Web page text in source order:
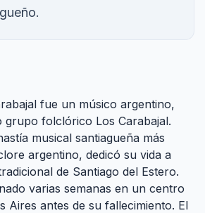
fue un músico argentino,
grupo folclórico Los Carabajal.
musical santiagueña más
argentino, dedicó su vida a
de Santiago del Estero.
varias semanas en un centro
Aires antes de su fallecimiento. El